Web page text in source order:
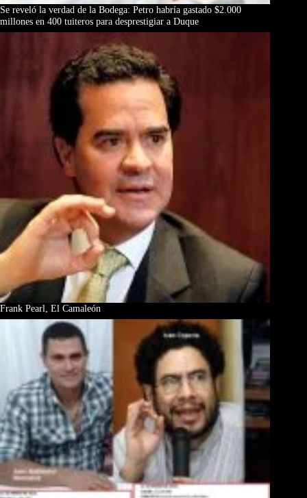
Se reveló la verdad de la Bodega: Petro habría gastado $2.000
millones en 400 tuiteros para desprestigiar a Duque
Frank Pearl, El Camaleón